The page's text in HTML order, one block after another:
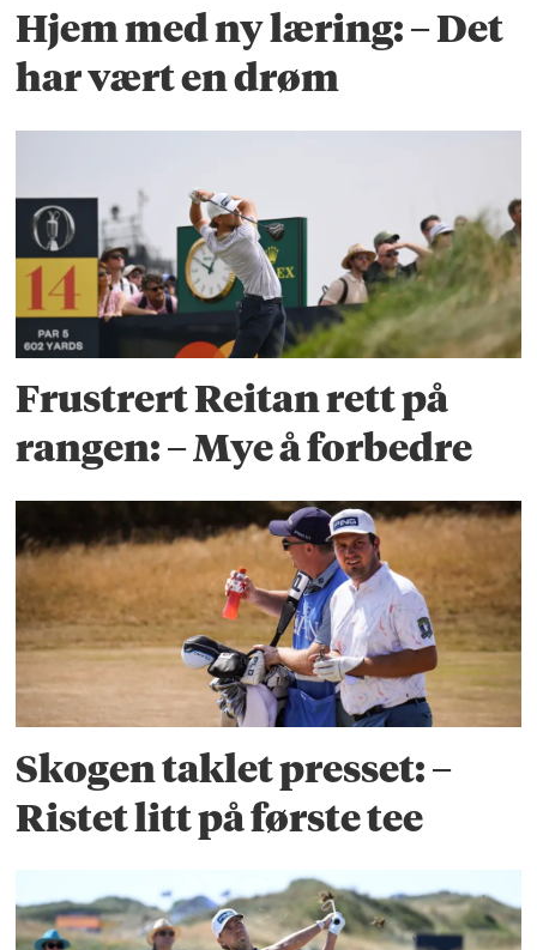
Hjem med ny læring: – Det
har vært en drøm
Frustrert Reitan rett på
rangen: – Mye å forbedre
Skogen taklet presset: –
Ristet litt på første tee